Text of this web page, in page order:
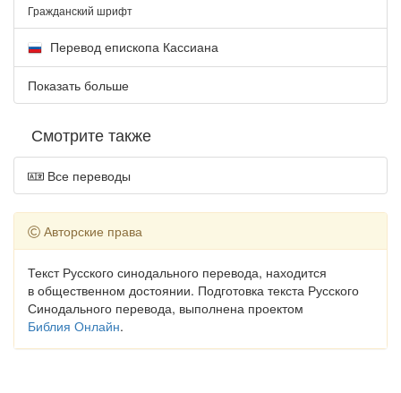
Гражданский шрифт
Перевод епископа Кассиана
Показать больше
Смотрите также
Все переводы
Авторские права
Текст Русского синодального перевода, находится
в общественном достоянии. Подготовка текста Русского
Синодального перевода, выполнена проектом
Библия Онлайн.